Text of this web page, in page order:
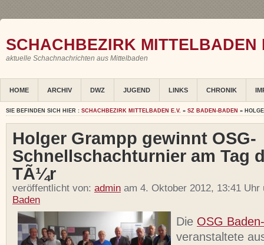
SCHACHBEZIRK MITTELBADEN
aktuelle Schachnachrichten aus Mittelbaden
HOME ARCHIV DWZ JUGEND LINKS CHRONIK
SIE BEFINDEN SICH HIER : SCHACHBEZIRK MITTELBADEN E.V. » SZ BADEN-BADEN »
Holger Grampp gewinnt OSG-
Schnellschachturnier am Tag
TÃ¼r
veröffentlicht von: admin am 4. Oktober 2012, 13:41
Baden
Die OSG
veranstaltete